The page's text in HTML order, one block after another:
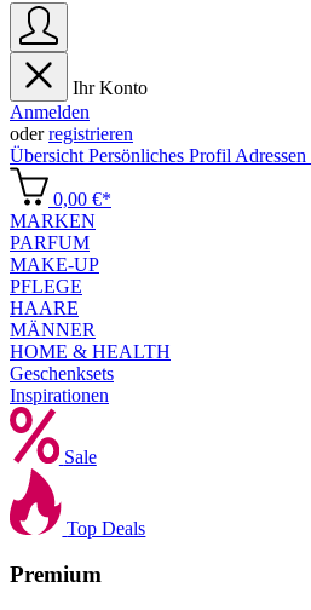
Ihr Konto
Anmelden
oderregistrieren
Übersicht Persönliches Profil Adressen
0,00 €*
MARKEN
PARFUM
MAKE-UP
PFLEGE
HAARE
MÄNNER
HOME & HEALTH
Geschenksets
Inspirationen
Sale
Top Deals
Premium